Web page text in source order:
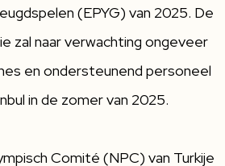
(EPYG) van 2025. De
zal naar verwachting ongeveer
en ondersteunend personeel
in de zomer van 2025.
Comité (NPC) van Turkije